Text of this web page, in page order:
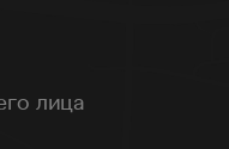
лица